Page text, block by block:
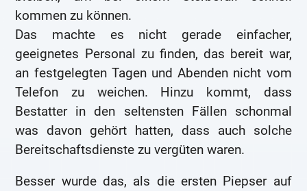
kommen zu können.
Das machte es nicht gerade einfacher,
geeignetes Personal zu finden, das bereit war,
an festgelegten Tagen und Abenden nicht vom
Telefon zu weichen. Hinzu kommt, dass
Bestatter in den seltensten Fällen schonmal
was davon gehört hatten, dass auch solche
Bereitschaftsdienste zu vergüten waren.
Besser wurde das, als die ersten Piepser auf